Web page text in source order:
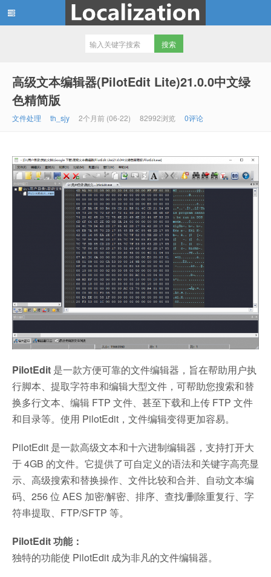
高级文本编辑器(PilotEdit Lite)21.0.0中文绿
色精简版
文件处理 th_sjy 2个月前 (06-22) 82992浏览 0评论
PilotEdit 是一款方便可靠的文件编辑器，旨在帮助用户执
行脚本、提取字符串和编辑大型文件，可帮助您搜索和替
换多行文本、编辑 FTP 文件、甚至下载和上传 FTP 文件
和目录等。使用 PilotEdit，文件编辑变得更加容易。
PilotEdit 是一款高级文本和十六进制编辑器，支持打开大
于 4GB 的文件。它提供了可自定义的语法和关键字高亮显
示、高级搜索和替换操作、文件比较和合并、自动文本编
码、256 位 AES 加密/解密、排序、查找/删除重复行、字
符串提取、FTP/SFTP 等。
PilotEdit 功能：
独特的功能使 PilotEdit 成为非凡的文件编辑器。